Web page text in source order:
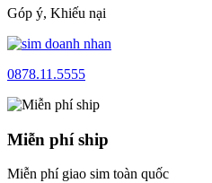
Góp ý, Khiếu nại
0878.11.5555
Miễn phí ship
Miễn phí giao sim toàn quốc